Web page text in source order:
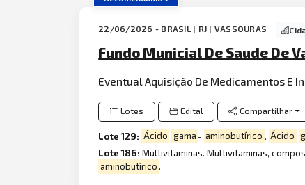
22/06/2026 - BRASIL | RJ | VASSOURAS
Fundo Municial De Saude De
Eventual Aquisição De Medicamentos E
Lotes Edital Compartilhar
Lote 129: Ácido gama - aminobutírico . Ácido
Lote 186:Multivitaminas. Multivitaminas,
aminobutírico.